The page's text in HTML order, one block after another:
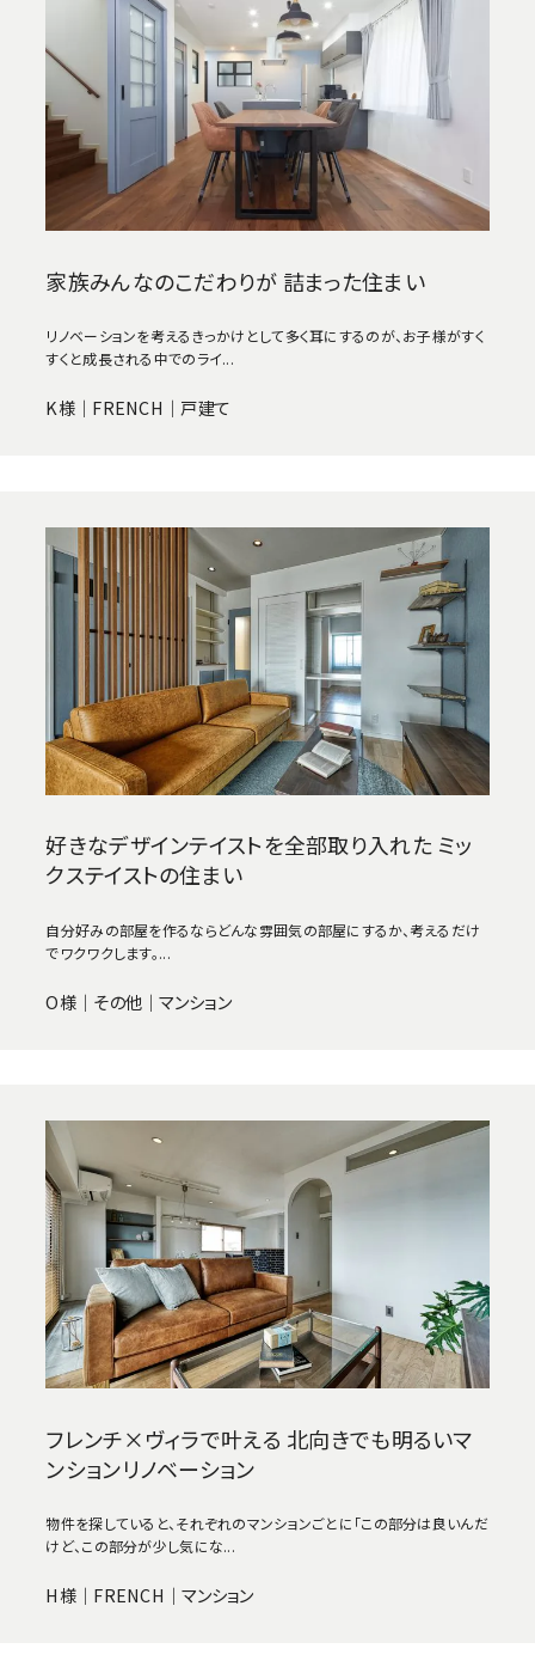
家族みんなのこだわりが 詰まった住まい
リノベーションを考えるきっかけとして多く耳にするのが、お子様がすく
すくと成長される中でのライ...
K様｜FRENCH｜戸建て
好きなデザインテイストを全部取り入れた ミッ
クステイストの住まい
自分好みの部屋を作るならどんな雰囲気の部屋にするか、考えるだけ
でワクワクします。...
O様｜その他｜マンション
フレンチ×ヴィラで叶える 北向きでも明るいマ
ンションリノベーション
物件を探していると、それぞれのマンションごとに「この部分は良いんだ
けど、この部分が少し気にな...
H様｜FRENCH｜マンション